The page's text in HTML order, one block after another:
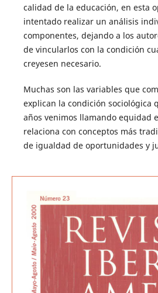
calidad de la educación, en esta
intentado realizar un análisis
componentes, dejando a los
de vincularlos con la condición
creyesen necesario.
Muchas son las variables que
explican la condición sociológica
años venimos llamando equidad
relaciona con conceptos más
de igualdad de oportunidades y